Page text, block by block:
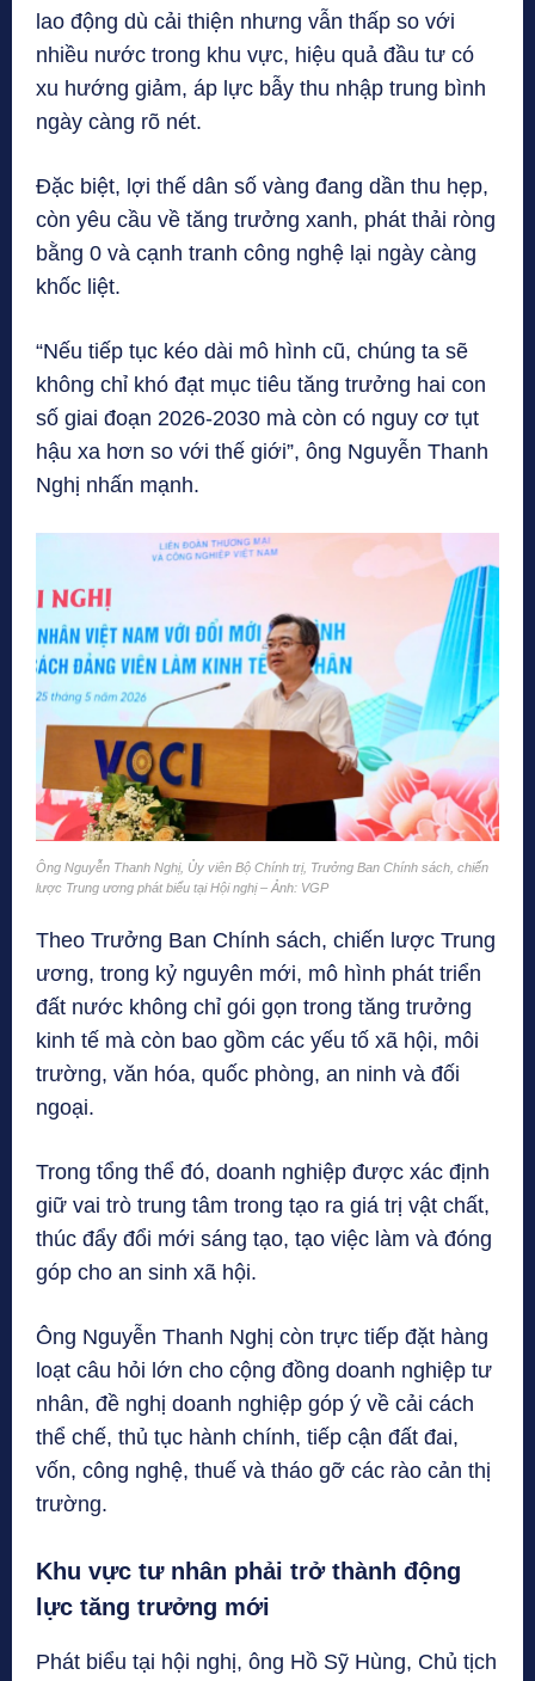
lao động dù cải thiện nhưng vẫn thấp so với
nhiều nước trong khu vực, hiệu quả đầu tư có
xu hướng giảm, áp lực bẫy thu nhập trung bình
ngày càng rõ nét.
Đặc biệt, lợi thế dân số vàng đang dần thu hẹp,
còn yêu cầu về tăng trưởng xanh, phát thải ròng
bằng 0 và cạnh tranh công nghệ lại ngày càng
khốc liệt.
“Nếu tiếp tục kéo dài mô hình cũ, chúng ta sẽ
không chỉ khó đạt mục tiêu tăng trưởng hai con
số giai đoạn 2026-2030 mà còn có nguy cơ tụt
hậu xa hơn so với thế giới”, ông Nguyễn Thanh
Nghị nhấn mạnh.
Ông Nguyễn Thanh Nghị, Ủy viên Bộ Chính trị, Trưởng Ban Chính sách, chiến
lược Trung ương phát biểu tại Hội nghị – Ảnh: VGP
Theo Trưởng Ban Chính sách, chiến lược Trung
ương, trong kỷ nguyên mới, mô hình phát triển
đất nước không chỉ gói gọn trong tăng trưởng
kinh tế mà còn bao gồm các yếu tố xã hội, môi
trường, văn hóa, quốc phòng, an ninh và đối
ngoại.
Trong tổng thể đó, doanh nghiệp được xác định
giữ vai trò trung tâm trong tạo ra giá trị vật chất,
thúc đẩy đổi mới sáng tạo, tạo việc làm và đóng
góp cho an sinh xã hội.
Ông Nguyễn Thanh Nghị còn trực tiếp đặt hàng
loạt câu hỏi lớn cho cộng đồng doanh nghiệp tư
nhân, đề nghị doanh nghiệp góp ý về cải cách
thể chế, thủ tục hành chính, tiếp cận đất đai,
vốn, công nghệ, thuế và tháo gỡ các rào cản thị
trường.
Khu vực tư nhân phải trở thành động
lực tăng trưởng mới
Phát biểu tại hội nghị, ông Hồ Sỹ Hùng, Chủ tịch